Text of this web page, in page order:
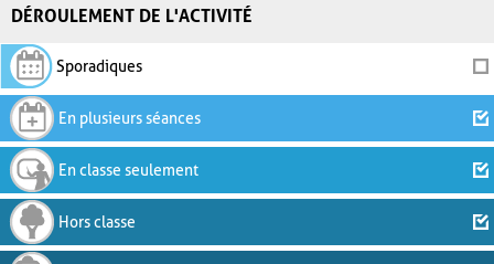
DÉROULEMENT DE L'ACTIVITÉ
Sporadiques
En plusieurs séances
En classe seulement
Hors classe